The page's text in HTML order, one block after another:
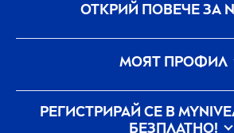
ОТКРИЙ ПОВЕЧЕ ЗА
Кариера Грижа наNIVEA
Свържи се с нас
МОЯТ ПРОФИЛ
Вход myNIVEA
РЕГИСТРИРАЙ СЕ В MY
БЕЗПЛАТНО!